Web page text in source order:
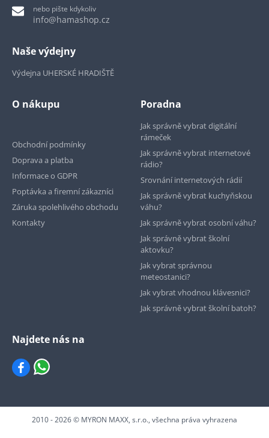
nebo pište kdykoliv
info@hamashop.cz
Naše výdejny
Výdejna UHERSKÉ HRADIŠTĚ
O nákupu
Obchodní podmínky
Doprava a platba
Informace o GDPR
Poptávka a firemní zákazníci
Záruka spolehlivého obchodu
Kontakty
Poradna
Jak správně vybrat digitální
rámeček
Jak správně vybrat internetové
rádio?
Srovnání internetových rádií
Jak správně vybrat kuchyňskou
váhu?
Jak správně vybrat osobní váhu?
Jak správně vybrat školní
aktovku?
Jak vybrat správnou
meteostanici?
Jak vybrat vhodnou klávesnici?
Jak správně vybrat školní batoh?
Najdete nás na
2010 - 2026 © MYRON MAXX, s.r.o., všechna práva vyhrazena